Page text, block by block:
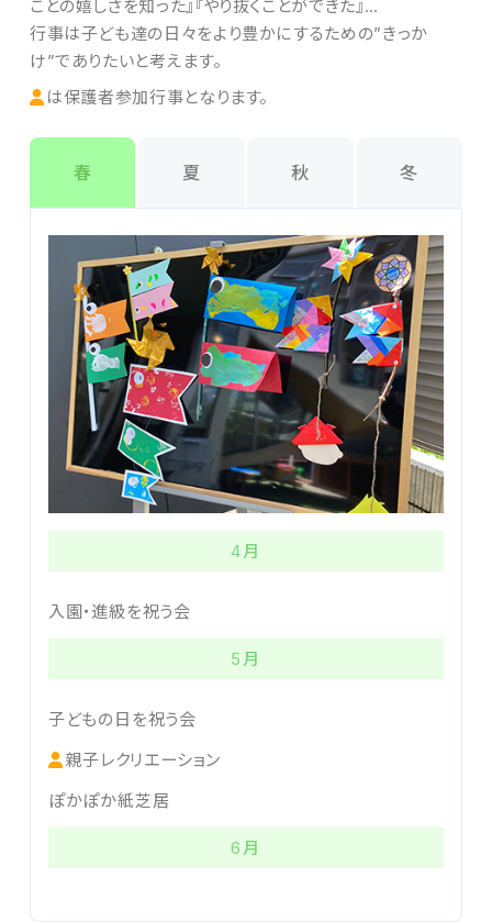
ことの嬉しさを知った』『やり抜くことができた』…
行事は子ども達の日々をより豊かにするための”きっか
け”でありたいと考えます。
は保護者参加行事となります。
春 夏 秋 冬
4月
入園・進級を祝う会
5月
子どもの日を祝う会
親子レクリエーション
ぽかぽか紙芝居
6月